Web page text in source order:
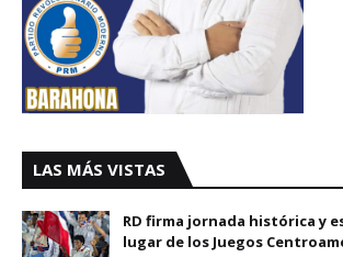
LAS MÁS VISTAS
RD firma jornada histórica y
lugar de los Juegos